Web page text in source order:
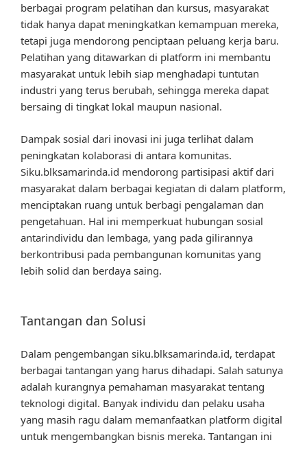
berbagai program pelatihan dan kursus, masyarakat
tidak hanya dapat meningkatkan kemampuan mereka,
tetapi juga mendorong penciptaan peluang kerja baru.
Pelatihan yang ditawarkan di platform ini membantu
masyarakat untuk lebih siap menghadapi tuntutan
industri yang terus berubah, sehingga mereka dapat
bersaing di tingkat lokal maupun nasional.
Dampak sosial dari inovasi ini juga terlihat dalam
peningkatan kolaborasi di antara komunitas.
Siku.blksamarinda.id mendorong partisipasi aktif dari
masyarakat dalam berbagai kegiatan di dalam platform,
menciptakan ruang untuk berbagi pengalaman dan
pengetahuan. Hal ini memperkuat hubungan sosial
antarindividu dan lembaga, yang pada gilirannya
berkontribusi pada pembangunan komunitas yang
lebih solid dan berdaya saing.
Tantangan dan Solusi
Dalam pengembangan siku.blksamarinda.id, terdapat
berbagai tantangan yang harus dihadapi. Salah satunya
adalah kurangnya pemahaman masyarakat tentang
teknologi digital. Banyak individu dan pelaku usaha
yang masih ragu dalam memanfaatkan platform digital
untuk mengembangkan bisnis mereka. Tantangan ini